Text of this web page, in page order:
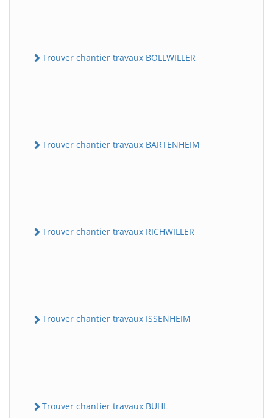
Trouver chantier travaux BOLLWILLER
Trouver chantier travaux BARTENHEIM
Trouver chantier travaux RICHWILLER
Trouver chantier travaux ISSENHEIM
Trouver chantier travaux BUHL